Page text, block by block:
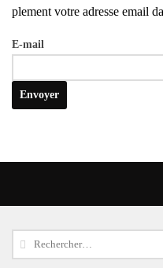
ple­ment votre adresse email
E‑mail
Rechercher :